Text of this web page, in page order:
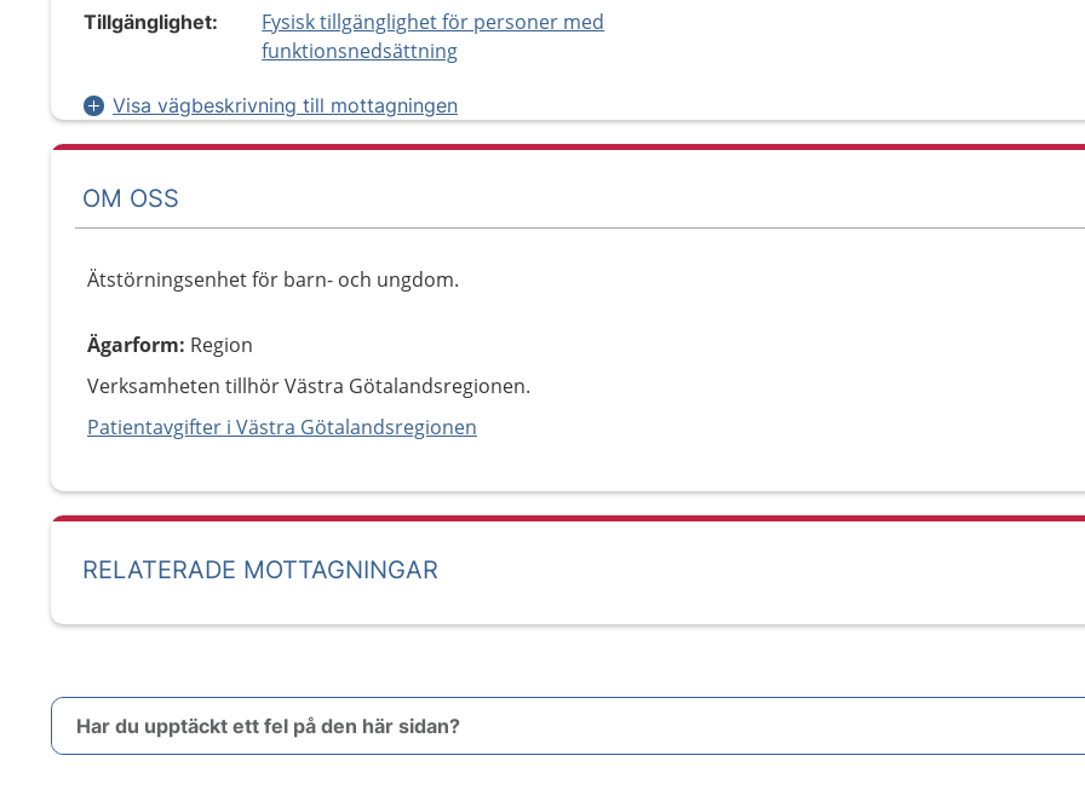
Tillgänglighet:
Fysisk tillgänglighet för personer med
funktionsnedsättning
Visa vägbeskrivning till mottagningen
OM OSS
Ätstörningsenhet för barn- och ungdom.
Ägarform: Region
Verksamheten tillhör Västra Götalandsregionen.
Patientavgifter i Västra Götalandsregionen
RELATERADE MOTTAGNINGAR
Har du upptäckt ett fel på den här sidan?